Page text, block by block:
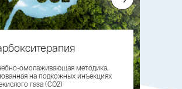
омолаживающая методика,
на подкожных инъекциях
газа (СО2)